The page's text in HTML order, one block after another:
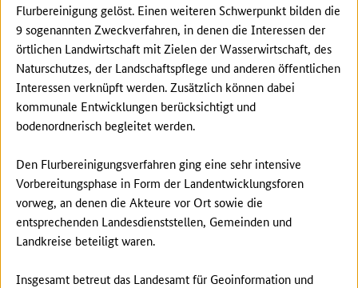
Flurbereinigung gelöst. Einen weiteren Schwerpunkt bilden die
9 sogenannten Zweckverfahren, in denen die Interessen der
örtlichen Landwirtschaft mit Zielen der Wasserwirtschaft, des
Naturschutzes, der Landschaftspflege und anderen öffentlichen
Interessen verknüpft werden. Zusätzlich können dabei
kommunale Entwicklungen berücksichtigt und
bodenordnerisch begleitet werden.
Den Flurbereinigungsverfahren ging eine sehr intensive
Vorbereitungsphase in Form der Landentwicklungsforen
vorweg, an denen die Akteure vor Ort sowie die
entsprechenden Landesdienststellen, Gemeinden und
Landkreise beteiligt waren.
Insgesamt betreut das Landesamt für Geoinformation und